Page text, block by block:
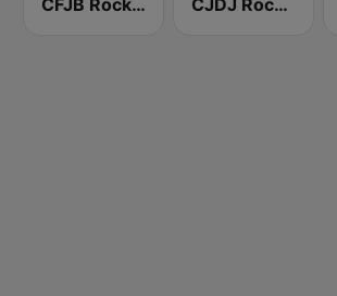
CFJB Rock 95 CJDJ Rock 102 FM